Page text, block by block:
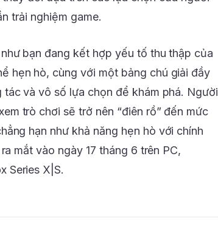
trải nghiệm game.
bạn đang kết hợp yếu tố thu thập của
hẹn hò, cùng với một bảng chú giải đầy
và vô số lựa chọn để khám phá. Người
trò chơi sẽ trở nên “điên rồ” đến mức
hạn như khả năng hẹn hò với chính
mắt vào ngày 17 tháng 6 trên PC,
Series X|S.